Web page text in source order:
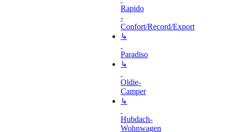
Rapido
-
Confort/Record/Export
↳
Paradiso
↳
Oldie-
Camper
↳
Hubdach-
Wohnwagen